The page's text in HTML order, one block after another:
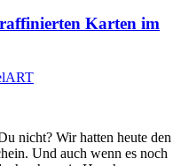
raffinierten Karten im
nicht? Wir hatten heute den
Und auch wenn es noch